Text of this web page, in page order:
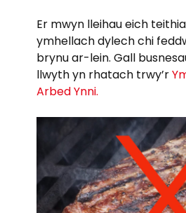
Er mwyn lleihau eich
ymhellach dylech chi
brynu ar-lein. Gall
llwyth yn rhatach trwy’r
Arbed Ynni.